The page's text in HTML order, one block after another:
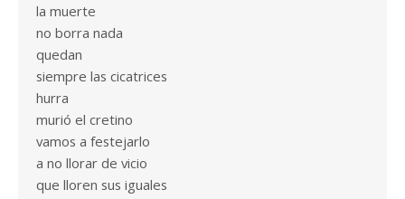
la muerte
no borra nada
quedan
siempre las cicatrices
hurra
murió el cretino
vamos a festejarlo
a no llorar de vicio
que lloren sus iguales